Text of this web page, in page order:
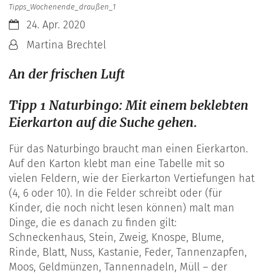
Tipps_Wochenende_draußen_1
Datum:24. Apr. 2020
Von:Martina Brechtel
An der frischen Luft
Tipp 1 Naturbingo: Mit einem beklebten
Eierkarton auf die Suche gehen.
Für das Naturbingo braucht man einen Eierkarton.
Auf den Karton klebt man eine Tabelle mit so
vielen Feldern, wie der Eierkarton Vertiefungen hat
(4, 6 oder 10). In die Felder schreibt oder (für
Kinder, die noch nicht lesen können) malt man
Dinge, die es danach zu finden gilt:
Schneckenhaus, Stein, Zweig, Knospe, Blume,
Rinde, Blatt, Nuss, Kastanie, Feder, Tannenzapfen,
Moos, Geldmünzen, Tannennadeln, Müll – der